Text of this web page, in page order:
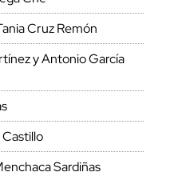
Cruz Remón
y Antonio García
Sardiñas